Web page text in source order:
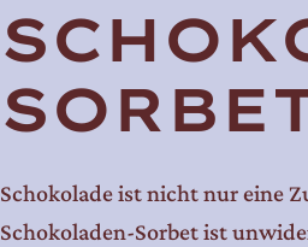
Schokolade ist nicht nur eine
Schokoladen-Sorbet ist